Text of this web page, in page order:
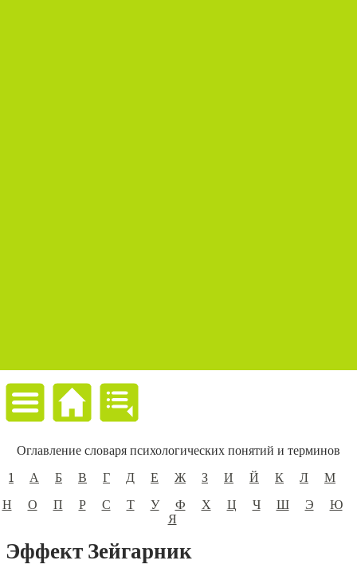
Оглавление словаря психологических понятий и терминов
1
А Б В Г Д Е Ж З И Й К Л
М
Н
О П Р С Т У Ф Х Ц Ч Ш Э
Ю
Я
Эффект Зейгарник